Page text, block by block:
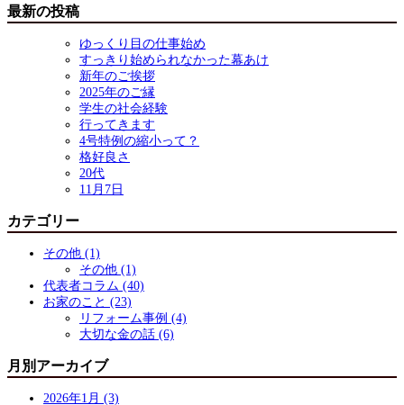
最新の投稿
ゆっくり目の仕事始め
すっきり始められなかった幕あけ
新年のご挨拶
2025年のご縁
学生の社会経験
行ってきます
4号特例の縮小って？
格好良さ
20代
11月7日
カテゴリー
その他 (1)
その他 (1)
代表者コラム (40)
お家のこと (23)
リフォーム事例 (4)
大切な金の話 (6)
月別アーカイブ
2026年1月 (3)